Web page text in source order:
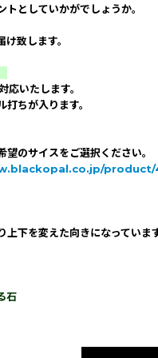
としていかがでしょうか。
致します。
いたします。
ちが入ります。
のサイスをご選択ください。
product/
下を変えた向きになっています
石